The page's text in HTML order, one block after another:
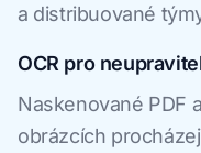
a distribuované
OCR pro
Naskenované PDF
obrázcích